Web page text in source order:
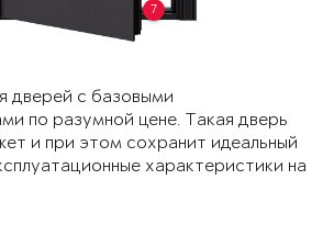
7
дверей с базовыми
по разумной цене. Такая дверь
и при этом сохранит идеальный
характеристики на